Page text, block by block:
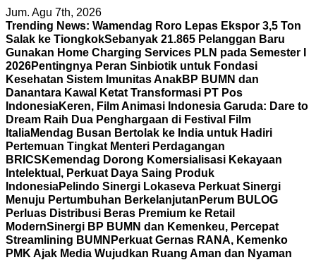
Skip
to
content
Jum. Agu 7th, 2026
Trending News: Wamendag Roro Lepas Ekspor 3,5 Ton
Salak ke TiongkokSebanyak 21.865 Pelanggan Baru
Gunakan Home Charging Services PLN pada Semester I
2026Pentingnya Peran Sinbiotik untuk Fondasi
Kesehatan Sistem Imunitas AnakBP BUMN dan
Danantara Kawal Ketat Transformasi PT Pos
IndonesiaKeren, Film Animasi Indonesia Garuda: Dare to
Dream Raih Dua Penghargaan di Festival Film
ItaliaMendag Busan Bertolak ke India untuk Hadiri
Pertemuan Tingkat Menteri Perdagangan
BRICS Kemendag Dorong Komersialisasi Kekayaan
Intelektual, Perkuat Daya Saing Produk
IndonesiaPelindo Sinergi Lokaseva Perkuat Sinergi
Menuju Pertumbuhan Berkelanjutan Perum BULOG
Perluas Distribusi Beras Premium ke Retail
ModernSinergi BP BUMN dan Kemenkeu, Percepat
Streamlining BUMN Perkuat Gernas RANA, Kemenko
PMK Ajak Media Wujudkan Ruang Aman dan Nyaman